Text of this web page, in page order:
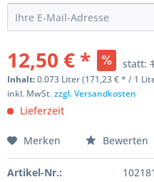
12,50 € * statt:
Inhalt:0.073 Liter (171,23 € * / 1
inkl. MwSt.zzgl. Versandkosten
Lieferzeit
Merken Bewerten
Artikel-Nr.: